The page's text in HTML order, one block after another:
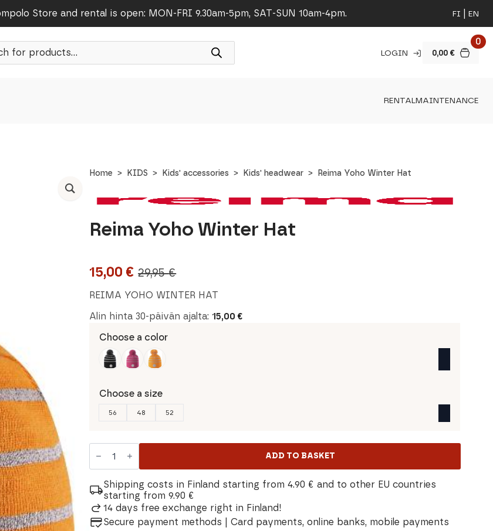
Store and rental is open: MON-FRI 9.30am-5pm, SAT-SUN 10am-4pm. FI EN
LOGIN 0,00 €
0
RENTALMAINTENANCE
Home KIDS Kids' accessories Kids' headwear Reima Yoho Winter Hat
Reima Yoho Winter Hat
29,95€
Original
price
was:
29,95 €.
15,00 €
Current
price
is:
15,00 €.
REIMA YOHO WINTER HAT
Alin hinta 30-päivän ajalta: 15,00 €
Choose a color
Choose a size
56 48 52
Reima
Yoho
quantity
ADD TO BASKET
Shipping costs in Finland starting from 4.90 € and to other EU countries
starting from 9.90 €
14 days free exchange right in Finland!
Secure payment methods | Card payments, online banks, mobile payments